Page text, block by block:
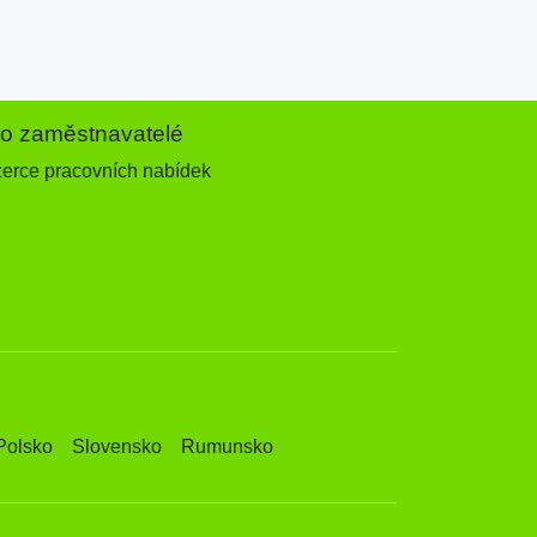
zaměstnavatelé
pracovních nabídek
Slovensko Rumunsko